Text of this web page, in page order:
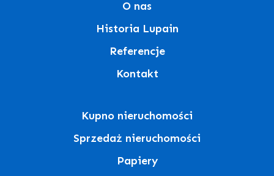
O nas
Historia Lupain
Referencje
Kontakt
Kupno nieruchomości
Sprzedaż nieruchomości
Papiery